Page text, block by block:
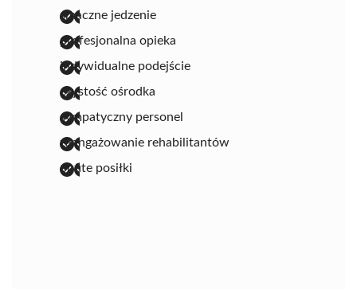
smaczne jedzenie
profesjonalna opieka
indywidualne podejście
czystość ośrodka
sympatyczny personel
zaangażowanie rehabilitantów
obfite posiłki